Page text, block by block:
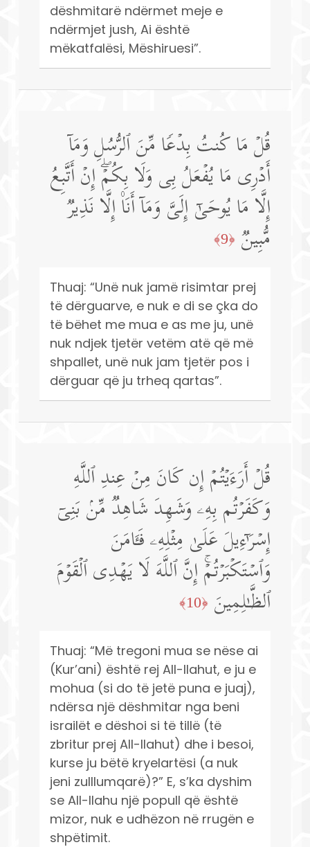
dëshmitarë ndërmet meje e
ndërmjet jush, Ai është
mëkatfalësi, Mëshiruesi”.
قُلۡ مَا كُنتُ بِدۡعࣰا مِّنَ ٱلرُّسُلِ وَمَاۤ
أَدۡرِی مَا یُفۡعَلُ بِی وَلَا بِكُمۡۖ إِنۡ أَتَّبِعُ
إِلَّا مَا یُوحَىٰۤ إِلَیَّ وَمَاۤ أَنَا۠ إِلَّا نَذِیرࣱ
مُّبِینࣱ ﴿9﴾
Thuaj: “Unë nuk jamë risimtar prej
të dërguarve, e nuk e di se çka do
të bëhet me mua e as me ju, unë
nuk ndjek tjetër vetëm atë që më
shpallet, unë nuk jam tjetër pos i
dërguar që ju trheq qartas”.
قُلۡ أَرَءَیۡتُمۡ إِن كَانَ مِنۡ عِندِ ٱللَّهِ
وَكَفَرۡتُم بِهِۦ وَشَهِدَ شَاهِدࣱ مِّنۢ بَنِیۤ
إِسۡرَ ٰ⁠ۤءِیلَ عَلَىٰ مِثۡلِهِۦ فَـَٔامَنَ
وَٱسۡتَكۡبَرۡتُمۡۚ إِنَّ ٱللَّهَ لَا یَهۡدِی ٱلۡقَوۡمَ
ٱلظَّـٰلِمِینَ ﴿10﴾
Thuaj: “Më tregoni mua se nëse ai
(Kur’ani) është rej All-llahut, e ju e
mohua (si do të jetë puna e juaj),
ndërsa një dëshmitar nga beni
israilët e dëshoi si të tillë (të
zbritur prej All-llahut) dhe i besoi,
kurse ju bëtë kryelartësi (a nuk
jeni zulllumqarë)?” E, s’ka dyshim
se All-llahu një popull që është
mizor, nuk e udhëzon në rrugën e
shpëtimit.